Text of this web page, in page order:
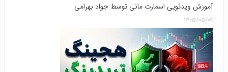
آموزش ویدئویی اسمارت مانی توسط جواد بهرامی
۱۴۰۵/۰۵/۰۹